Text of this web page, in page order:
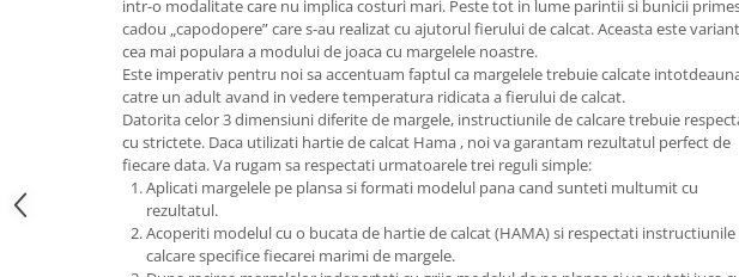
Pregătire pentru școală
Pregătirea scrierii de mână
Secventialitate
Sortare si numarare
Stiinte
Mărgele de călcat HAMA
intr-o modalitate care nu implica costuri mari. Peste tot in lume parintii si bunicii
cadou „capodopere” care s-au realizat cu ajutorul fierului de calcat. Aceasta este
cea mai populara a modului de joaca cu margelele noastre.
Este imperativ pentru noi sa accentuam faptul ca margelele trebuie calcate
catre un adult avand in vedere temperatura ridicata a fierului de calcat.
Datorita celor 3 dimensiuni diferite de margele, instructiunile de calcare trebuie
cu strictete. Daca utilizati hartie de calcat Hama , noi va garantam rezultatul perfect de
fiecare data. Va rugam sa respectati urmatoarele trei reguli simple:
Aplicati margelele pe plansa si formati modelul pana cand sunteti multumit cu
rezultatul.
Acoperiti modelul cu o bucata de hartie de calcat (HAMA) si respectati instructiunile
calcare specifice fiecarei marimi de margele.